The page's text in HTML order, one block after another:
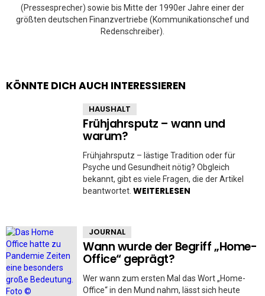
(Pressesprecher) sowie bis Mitte der 1990er Jahre einer der
größten deutschen Finanzvertriebe (Kommunikationschef und
Redenschreiber).
KÖNNTE DICH AUCH INTERESSIEREN
HAUSHALT
Frühjahrsputz – wann und
warum?
Frühjahrsputz – lästige Tradition oder für
Psyche und Gesundheit nötig? Obgleich
bekannt, gibt es viele Fragen, die der Artikel
beantwortet. WEITERLESEN
JOURNAL
Wann wurde der Begriff „Home-
Office“ geprägt?
Wer wann zum ersten Mal das Wort „Home-
Office“ in den Mund nahm, lässt sich heute